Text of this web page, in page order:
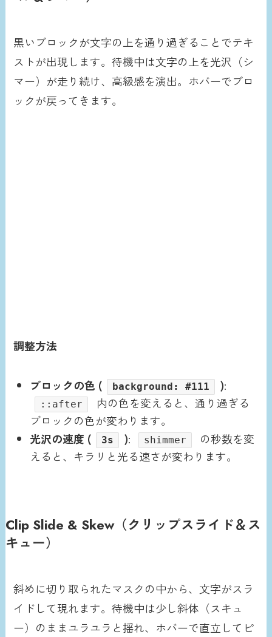
黒いブロックが文字の上を通り過ぎることでテキ
ストが出現します。待機中は文字の上を光沢（シ
マー）が走り続け、高級感を演出。ホバーでブロ
ックが戻ってきます。
調整方法
ブロックの色 ( background: #111 ):
::after
内の色を変えると、通り過ぎる
ブロックの色が変わります。
光沢の速度 (
3s ): shimmer
の秒数を変
えると、キラリと光る速さが変わります。
Clip Slide & Skew（クリップスライド＆ス
キュー）
斜めに切り取られたマスクの中から、文字がスラ
イドして現れます。待機中は少し斜体（スキュ
ー）のままユラユラと揺れ、ホバーで直立してピ